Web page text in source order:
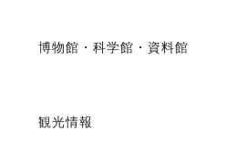
博物館・科学館・資料館
観光情報